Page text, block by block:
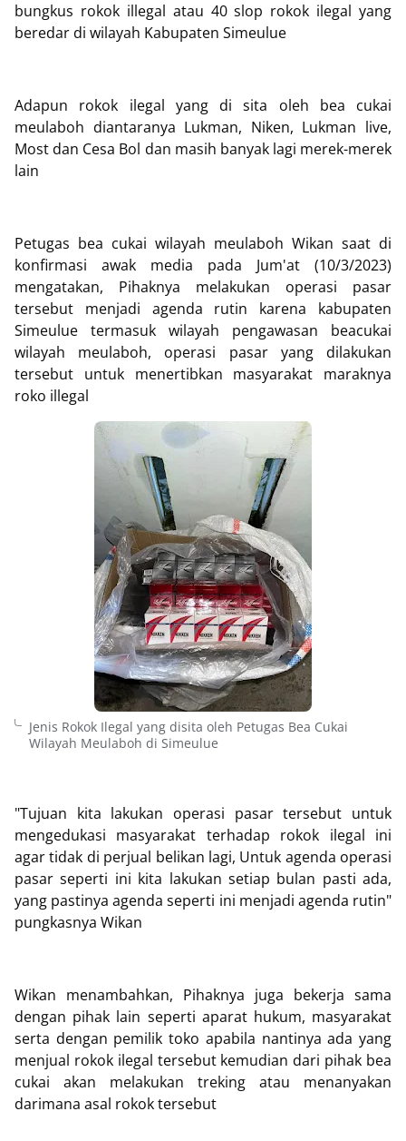
bungkus rokok illegal atau 40 slop rokok ilegal yang
beredar di wilayah Kabupaten Simeulue
Adapun rokok ilegal yang di sita oleh bea cukai
meulaboh diantaranya Lukman, Niken, Lukman live,
Most dan Cesa Bol dan masih banyak lagi merek-merek
lain
Petugas bea cukai wilayah meulaboh Wikan saat di
konfirmasi awak media pada Jum'at (10/3/2023)
mengatakan, Pihaknya melakukan operasi pasar
tersebut menjadi agenda rutin karena kabupaten
Simeulue termasuk wilayah pengawasan beacukai
wilayah meulaboh, operasi pasar yang dilakukan
tersebut untuk menertibkan masyarakat maraknya
roko illegal
Jenis Rokok Ilegal yang disita oleh Petugas Bea Cukai
Wilayah Meulaboh di Simeulue
"Tujuan kita lakukan operasi pasar tersebut untuk
mengedukasi masyarakat terhadap rokok ilegal ini
agar tidak di perjual belikan lagi, Untuk agenda operasi
pasar seperti ini kita lakukan setiap bulan pasti ada,
yang pastinya agenda seperti ini menjadi agenda rutin"
pungkasnya Wikan
Wikan menambahkan, Pihaknya juga bekerja sama
dengan pihak lain seperti aparat hukum, masyarakat
serta dengan pemilik toko apabila nantinya ada yang
menjual rokok ilegal tersebut kemudian dari pihak bea
cukai akan melakukan treking atau menanyakan
darimana asal rokok tersebut